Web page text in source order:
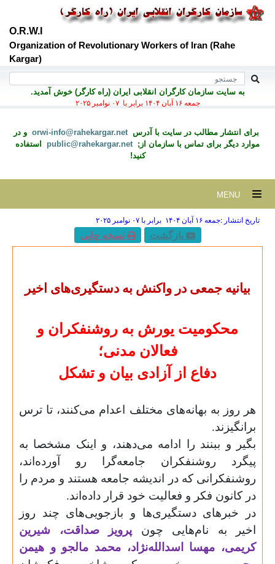
O.R.W.I
Organization of Revolutionary Workers of Iran (Rahe
Kargar)
به سايت سازمان کارگران انقلابی ايران (راه کارگر) خوش آمديد.
جمعه ۱۶ آبان ۱۴۰۴ برابر با ۰۷ نوامبر ۲۰۲۵
برای انتشار مطالب در سايت با آدرسorwi-info@rahekargar.net و در
موارد ديگر برای تماس با سازمان از;public@rahekargar.net
استفاده
کنید!
تاریخ انتشار :جمعه ۱۶ آبان ۱۴۰۴ برابر با ۰۷ نوامبر ۲۰۲۵
بازگشت نسخه چاپی
بیانیه جمعی در واکنش به دستگیری‌های اخیر
محکومیت یورش به روشنفکران و
فعالان مدنی؛
دفاع از آزادی بیان و تشکل
هر روز به بهانه‌های مختلف اعدام می‌کنند، تا ترس
برانگیزند.
بگیر و ببنند را ادامه می‌دهند، و اینک مشخصا به
پیگرد روشنفکران جامعه‌گرا رو آورده‌اند،
روشنفکرانی که در اندیشه جامعه هستند و مردم را
در کانون فکر و فعالیت خود قرار داده‌اند.
در خبرهای دستگیری‌ها و بازجویی‌های چند روز
اخیر به نام‌هایی چون پرویز صداقت، شیرین
کریمی، مهسا اسدالله‌نژاد، محمد مالجو و هیمن